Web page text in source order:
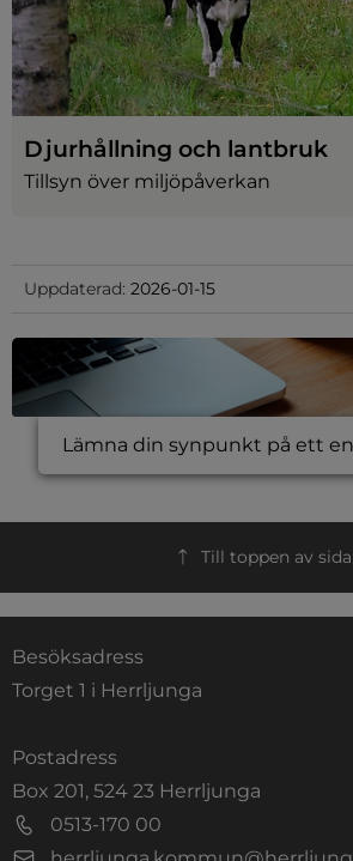
Djurhållning och lantbruk
Tillsyn över miljöpåverkan
Uppdaterad: 2026-01-15
Lämna din synpunkt på ett
Till toppen av
Besöksadress
Torget 1 i Herrljunga
Postadress
Box 201, 524 23 Herrljunga
0513-170 00